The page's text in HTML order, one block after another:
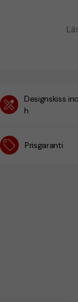
Designskiss
h
Prisgaranti